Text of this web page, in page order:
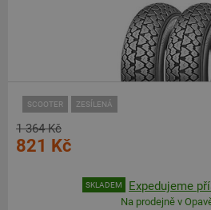
SCOOTER ZESÍLENÁ
1 364 Kč
821 Kč
SKLADEM Expedujeme
Na prodejně v